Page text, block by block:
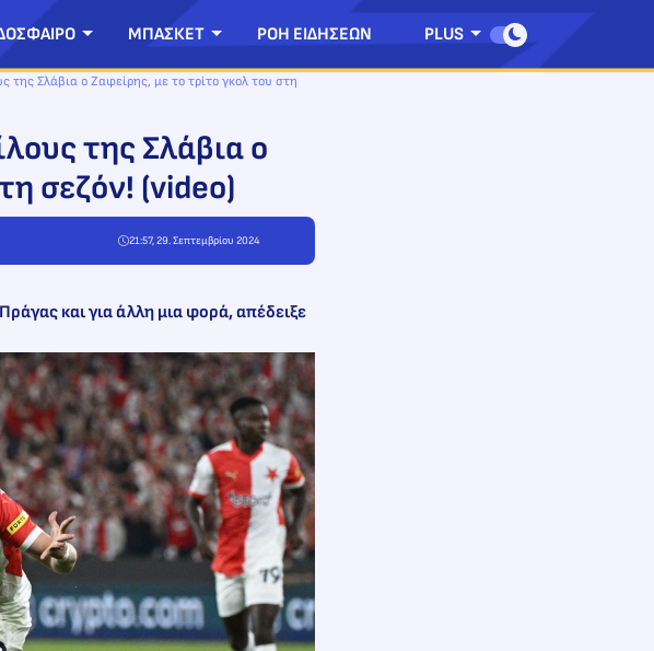
ΜΠΑΣΚΕΤ ΡΟΗ ΕΙΔΗΣΕΩΝ PLUS
της Σλάβια ο Ζαφείρης, με το τρίτο γκολ του στη
της Σλάβια ο
σεζόν! (video)
21:57, 29. Σεπτεμβρίου 2024
και για άλλη μια φορά, απέδειξε